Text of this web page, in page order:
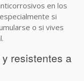
en los
si
o si vives
resistentes a